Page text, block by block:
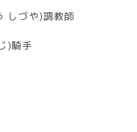
しづや)調教師
)騎手